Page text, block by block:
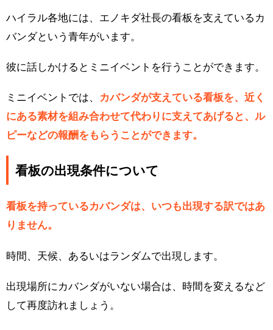
ハイラル各地には、エノキダ社長の看板を支えているカ
バンダという青年がいます。
彼に話しかけるとミニイベントを行うことができます。
ミニイベントでは、 カバンダが支えている看板を、近く
にある素材を組み合わせて代わりに支えてあげると、ル
ピーなどの報酬をもらうことができます。
看板の出現条件について
看板を持っているカバンダは、いつも出現する訳ではあ
りません。
時間、天候、あるいはランダムで出現します。
出現場所にカバンダがいない場合は、時間を変えるなど
して再度訪れましょう。